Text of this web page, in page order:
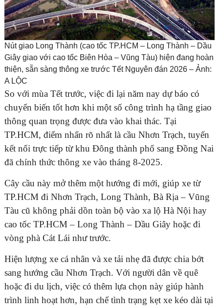
Nút giao Long Thành (cao tốc TP.HCM – Long Thành – Dầu
Giây giao với cao tốc Biên Hòa – Vũng Tàu) hiện đang hoàn
thiện, sẵn sàng thông xe trước Tết Nguyên đán 2026 – Ảnh:
A LỘC
So với mùa Tết trước, việc đi lại năm nay dự báo có
chuyển biến tốt hơn khi một số công trình hạ tầng giao
thông quan trọng được đưa vào khai thác. Tại
TP.HCM, điểm nhấn rõ nhất là cầu Nhơn Trạch, tuyến
kết nối trực tiếp từ khu Đông thành phố sang Đồng Nai
đã chính thức thông xe vào tháng 8-2025.
Cây cầu này mở thêm một hướng đi mới, giúp xe từ
TP.HCM đi Nhơn Trạch, Long Thành, Bà Rịa – Vũng
Tàu cũ không phải dồn toàn bộ vào xa lộ Hà Nội hay
cao tốc TP.HCM – Long Thành – Dầu Giây hoặc đi
vòng phà Cát Lái như trước.
Hiện lượng xe cá nhân và xe tải nhẹ đã được chia bớt
sang hướng cầu Nhơn Trạch. Với người dân về quê
hoặc đi du lịch, việc có thêm lựa chọn này giúp hành
trình linh hoạt hơn, hạn chế tình trạng kẹt xe kéo dài tại